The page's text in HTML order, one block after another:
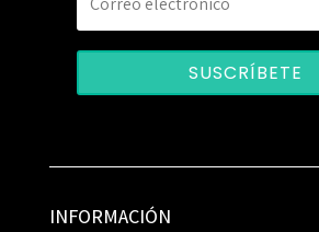
SUSCRÍBETE
INFORMACIÓN